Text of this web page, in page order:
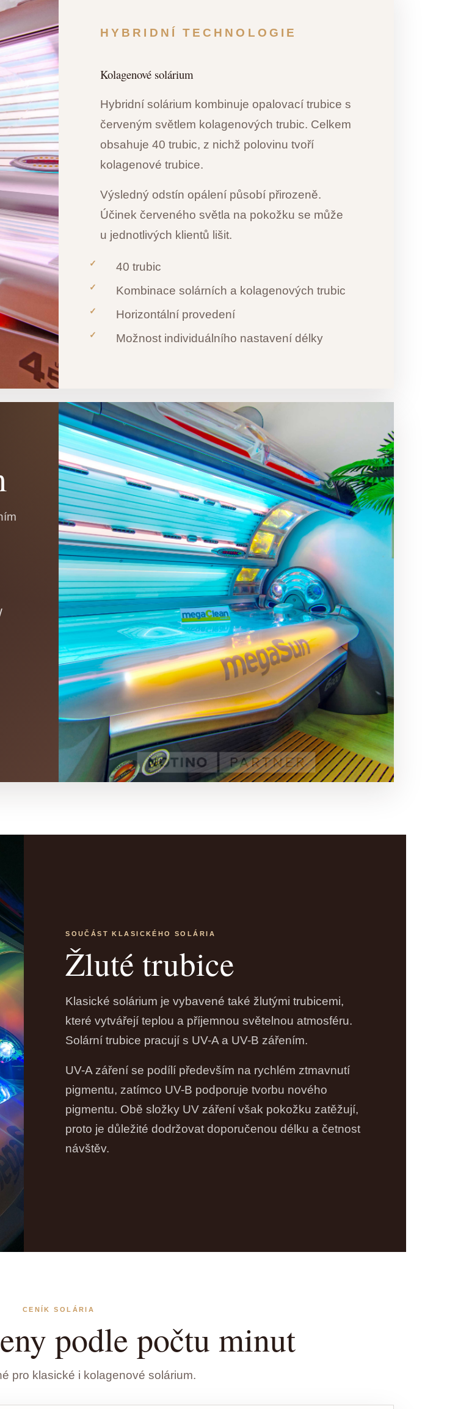
HYBRIDNÍ TECHNOLOGIE
Kolagenové solárium
Hybridní solárium kombinuje opalovací trubice s
červeným světlem kolagenových trubic. Celkem
obsahuje 40 trubic, z nichž polovinu tvoří
kolagenové trubice.
Výsledný odstín opálení působí přirozeně.
Účinek červeného světla na pokožku se může
u jednotlivých klientů lišit.
40 trubic
Kombinace solárních a kolagenových trubic
Horizontální provedení
Možnost individuálního nastavení délky
SOUČÁST KLASICKÉHO SOLÁRIA
Žluté trubice
Klasické solárium je vybavené také žlutými trubicemi,
které vytvářejí teplou a příjemnou světelnou atmosféru.
Solární trubice pracují s UV-A a UV-B zářením.
UV-A záření se podílí především na rychlém ztmavnutí
pigmentu, zatímco UV-B podporuje tvorbu nového
pigmentu. Obě složky UV záření však pokožku zatěžují,
proto je důležité dodržovat doporučenou délku a četnost
návštěv.
CENÍK SOLÁRIA
podle počtu minut
pro klasické i kolagenové solárium.